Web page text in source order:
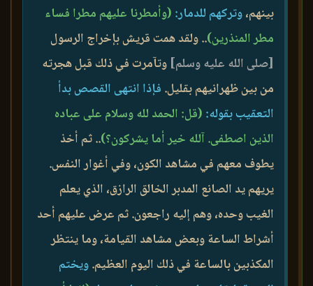
بينهم،وتركهم للدمار: (وأمطرنا عليهم مطرا فساء
مطر المنذرين).. ولقد همت قريش بإخراج الرسول
[صلى الله عليه وسلم] وتآمرت في ذلك قبل هجرته
من بين ظهرانيهم بقليل. فإذا انتهى القصص بدأ
التعقيب بقوله: (قل: الحمد لله وسلام على عباده
الذين اصطفى. آلله خير أما يشركون؟).. ثم أخذ
يطوف معهم في مشاهد الكون، وفي أغوار النفس.
يريهم يد الصانع المدبر الخالق الرازق، الذي يعلم
الغيب وحده، وهم إليه راجعون. ثم عرض عليهم أحد
أشراط الساعة وبعض مشاهد القيامة، وما ينتظر
المكذبين بالساعة في ذلك اليوم العظيم.ويختم